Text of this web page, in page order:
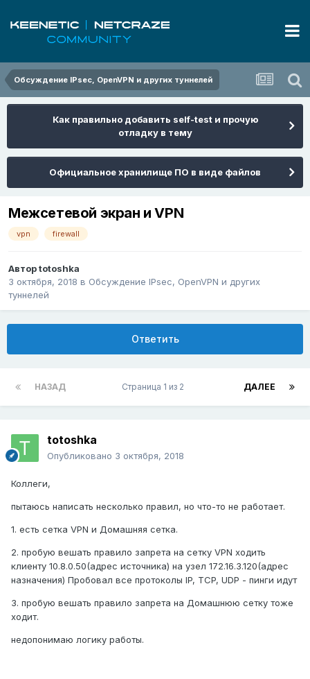
Обсуждение IPsec, OpenVPN и других туннелей
Как правильно добавить self-test и прочую
отладку в тему
Официальное хранилище ПО в виде файлов
Межсетевой экран и VPN
vpn firewall
Авторtotoshka
3 октября, 2018 в Обсуждение IPsec, OpenVPN и других
туннелей
Ответить
НАЗАД ДАЛЕЕ
Страница 1 из 2
totoshka
Опубликовано 3 октября, 2018
Коллеги,
пытаюсь написать несколько правил, но что-то не работает.
1. есть сетка VPN и Домашняя сетка.
2. пробую вешать правило запрета на сетку VPN ходить
клиенту 10.8.0.50(адрес источника) на узел 172.16.3.120(адрес
назначения) Пробовал все протоколы IP, TCP, UDP - пинги идут
3. пробую вешать правило запрета на Домашнюю сетку тоже
ходит.
недопонимаю логику работы.